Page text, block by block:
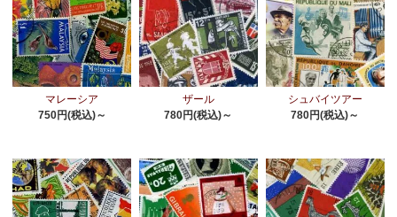
マレーシア
750円(税込)～
ザール
780円(税込)～
シュバイツアー
780円(税込)～